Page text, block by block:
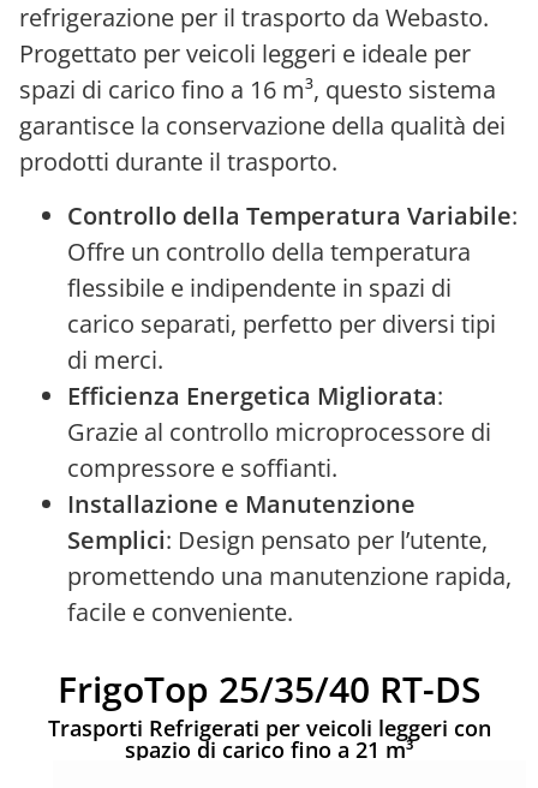
refrigerazione per il trasporto da Webasto.
Progettato per veicoli leggeri e ideale per
spazi di carico fino a 16 m³, questo sistema
garantisce la conservazione della qualità dei
prodotti durante il trasporto.
Controllo della Temperatura Variabile:
Offre un controllo della temperatura
flessibile e indipendente in spazi di
carico separati, perfetto per diversi tipi
di merci.
Efficienza Energetica Migliorata:
Grazie al controllo microprocessore di
compressore e soffianti.
Installazione e Manutenzione
Semplici: Design pensato per l’utente,
promettendo una manutenzione rapida,
facile e conveniente.
FrigoTop 25/35/40 RT-DS
Trasporti Refrigerati per veicoli leggeri con
spazio di carico fino a 21 m³